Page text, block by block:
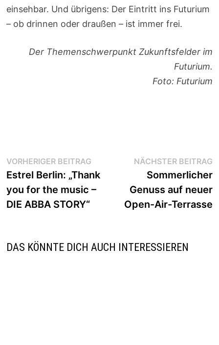
einsehbar. Und übrigens: Der Eintritt ins Futurium
– ob drinnen oder draußen – ist immer frei.
Der Themenschwerpunkt Zukunftsfelder im
Futurium.
Foto: Futurium
Beitragsnavigation
VORHERIGER BEITRAGVorheriger
Beitrag:
Estrel Berlin: „Thank
you for the music –
DIE ABBA STORY“
NÄCHSTER BEITRAG
Sommerlicher
Genuss auf neuer
Open-Air-Terrasse
DAS KÖNNTE DICH AUCH INTERESSIEREN